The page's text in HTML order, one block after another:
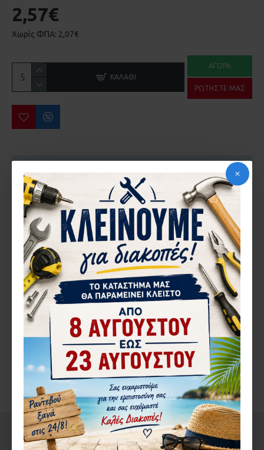
2,57€
Χωρίς ΦΠΑ: 2,07€
ΚΑΛΆΘΙ
ΑΓΟΡΆ
ΡΩΤΉΣΤΕ ΜΑΣ
ΠΕΡΙΣΣΌΤΕΡΑ ΑΠΌ ΤΗΝ ΙΔΙΑ ΜΆΡΚΑ
10 εξάγωνα καρυδάκια και 7 βοηθητικά εξαρτήματα 1/4 BETA 009000981
250,80€ 272,72€
ΠΕΡΙΓΡΑ΄ΦΉ
2 cutter pairs for higher cutting capacity
ΑΞΙΟΛΟΓΉΣΕΙΣ
ΕΤΙΚΈΤΕΣ: 004160015 Τρυπάνι με διπλό κώνο 1
ΑΠΌ ΤΟΝ ΊΔΙΟ ΚΑΤΑΣΚΕΥΑΣΤΉ ΣΤΗΝ ΄ΙΔΙΑ ΚΑΤΗΓΟΡΊΑ